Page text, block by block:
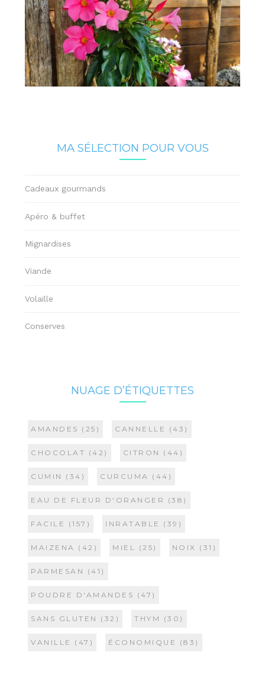
MA SÉLECTION POUR VOUS
Cadeaux gourmands
Apéro & buffet
Mignardises
Viande
Volaille
Conserves
NUAGE D’ÉTIQUETTES
AMANDES (25) CANNELLE (43)
CHOCOLAT (42) CITRON (44)
CUMIN (34) CURCUMA (44)
EAU DE FLEUR D'ORANGER (38)
FACILE (157) INRATABLE (39)
MAIZENA (42) MIEL (25) NOIX (31)
PARMESAN (41)
POUDRE D'AMANDES (47)
SANS GLUTEN (32) THYM (30)
VANILLE (47) ÉCONOMIQUE (83)